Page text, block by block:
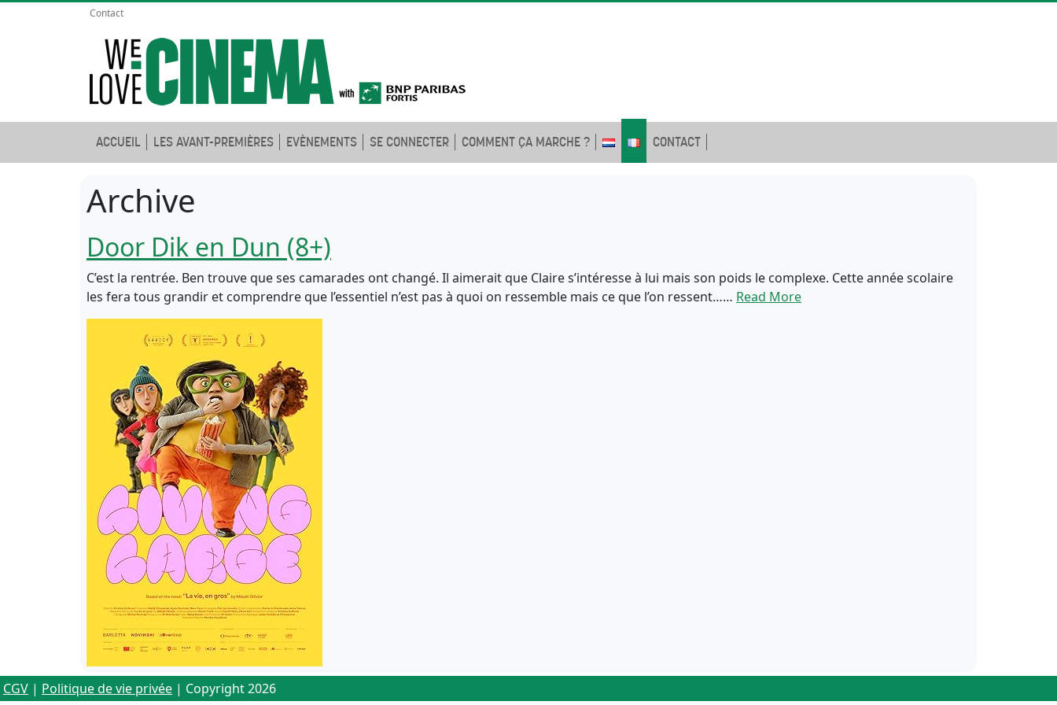
Contact
ACCUEIL LES AVANT-PREMIÈRES EVÈNEMENTS SE CONNECTER COMMENT ÇA MARCHE ? CONTACT
Archive
Door Dik en Dun (8+)
C’est la rentrée. Ben trouve que ses camarades ont changé. Il aimerait que Claire s’intéresse à lui mais son poids le complexe. Cette année scolaire
les fera tous grandir et comprendre que l’essentiel n’est pas à quoi on ressemble mais ce que l’on ressent…… Read More
CGV | Politique de vie privée | Copyright 2026